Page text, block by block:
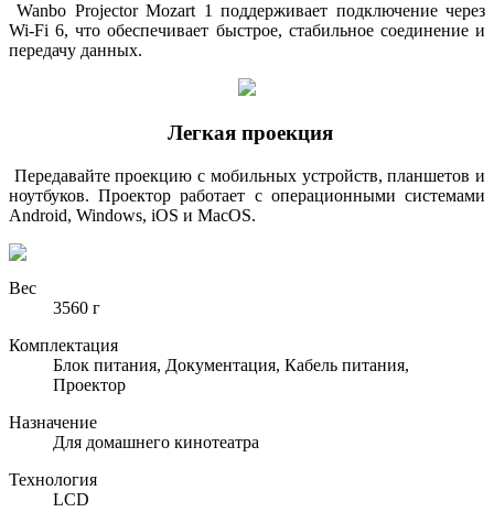
Wanbo Projector Mozart 1 поддерживает подключение через
Wi-Fi 6, что обеспечивает быстрое, стабильное соединение и
передачу данных.
Легкая проекция
Передавайте проекцию с мобильных устройств, планшетов и
ноутбуков. Проектор работает с операционными системами
Android, Windows, iOS и MacOS.
Вес
3560 г
Комплектация
Блок питания, Документация, Кабель питания,
Проектор
Назначение
Для домашнего кинотеатра
Технология
LCD